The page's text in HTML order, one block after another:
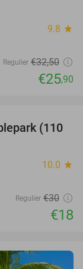
9.8 star
Regulier €32,50
€25,90
40%
(110
10.0 star
Regulier €30
€18